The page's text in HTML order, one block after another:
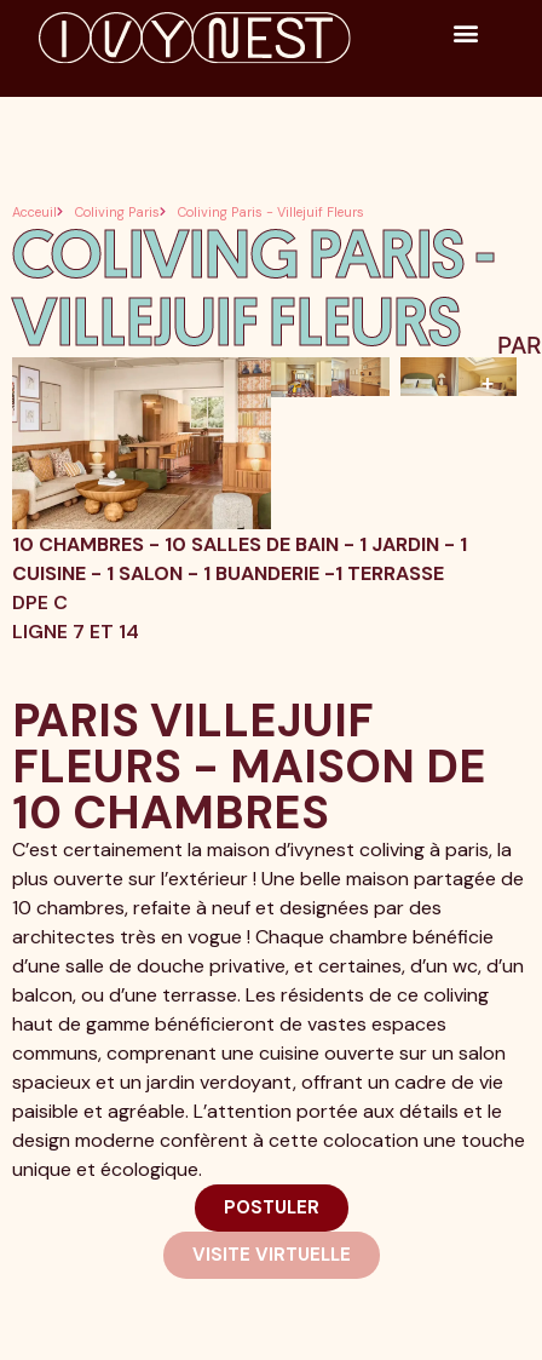
Acceuil Coliving Paris Coliving Paris - Villejuif Fleurs
COLIVING PARIS -
VILLEJUIF FLEURS
+
10 CHAMBRES - 10 SALLES DE BAIN - 1 JARDIN - 1
CUISINE - 1 SALON - 1 BUANDERIE -1 TERRASSE
DPE C
LIGNE 7 ET 14
PARIS VILLEJUIF
FLEURS - MAISON DE
10 CHAMBRES
C’est certainement la maison d’ivynest coliving à paris, la
plus ouverte sur l’extérieur ! Une belle maison partagée de
10 chambres, refaite à neuf et designées par des
architectes très en vogue ! Chaque chambre bénéficie
d’une salle de douche privative, et certaines, d’un wc, d’un
balcon, ou d’une terrasse. Les résidents de ce coliving
haut de gamme bénéficieront de vastes espaces
communs, comprenant une cuisine ouverte sur un salon
spacieux et un jardin verdoyant, offrant un cadre de vie
paisible et agréable. L’attention portée aux détails et le
design moderne confèrent à cette colocation une touche
unique et écologique.
POSTULER
VISITE VIRTUELLE